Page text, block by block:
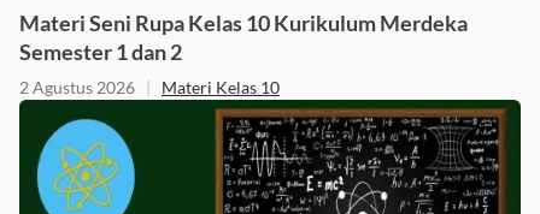
Materi Seni Rupa Kelas 10 Kurikulum Merdeka
Semester 1 dan 2
2 Agustus 2026 | Materi Kelas 10